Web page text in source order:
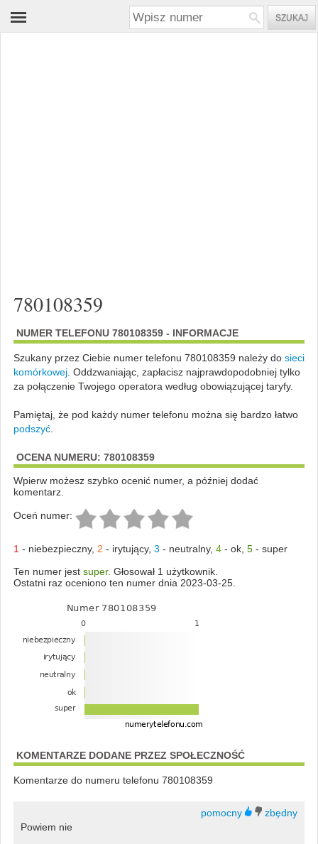
780108359
NUMER TELEFONU 780108359 - INFORMACJE
Szukany przez Ciebie numer telefonu 780108359 należy do sieci
komórkowej. Oddzwaniając, zapłacisz najprawdopodobniej tylko
za połączenie Twojego operatora według obowiązującej taryfy.
Pamiętaj, że pod każdy numer telefonu można się bardzo łatwo
podszyć.
OCENA NUMERU: 780108359
Wpierw możesz szybko ocenić numer, a później dodać
komentarz.
Oceń numer:
1 - niebezpieczny, 2 - irytujący, 3 - neutralny, 4- ok, 5- super
Ten numer jest super. Głosował 1 użytkownik.
Ostatni raz oceniono ten numer dnia 2023-03-25.
KOMENTARZE DODANE PRZEZ SPOŁECZNOŚĆ
Komentarze do numeru telefonu 780108359
Powiem nie